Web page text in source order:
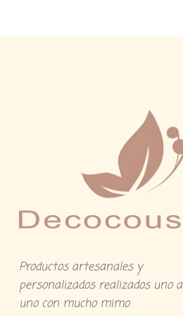
Productos artesanales y
personalizados realizados uno a
uno con mucho mimo